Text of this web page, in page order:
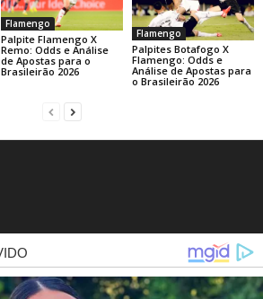
Flamengo
Palpite Flamengo X
Remo: Odds e Análise
de Apostas para o
Brasileirão 2026
Flamengo
Palpites Botafogo X
Flamengo: Odds e
Análise de Apostas para
o Brasileirão 2026